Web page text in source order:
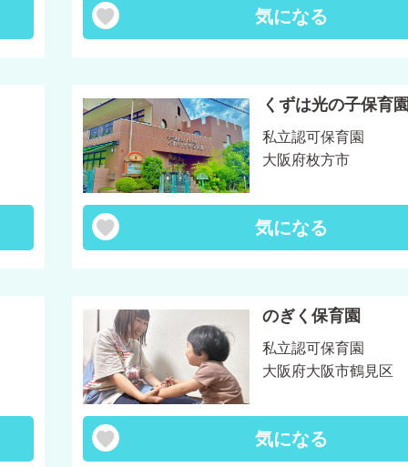
気になる
くずは光の子保育
私立認可保育園
大阪府枚方市
気になる
のぎく保育園
私立認可保育園
大阪府大阪市鶴見区
気になる